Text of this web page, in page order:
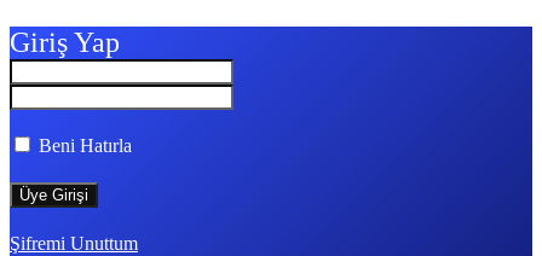
Giriş Yap
Beni Hatırla
Şifremi Unuttum